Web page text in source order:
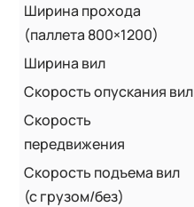
Ширина прохода
(паллета 800×1200)
Ширина вил
Скорость опускания вил
Скорость
передвижения
Скорость подъема вил
(с грузом/без)